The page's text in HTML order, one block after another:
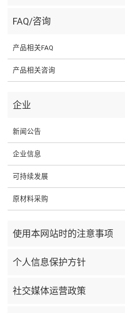
FAQ/咨询
产品相关FAQ
产品相关咨询
企业
新闻公告
企业信息
可持续发展
原材料采购
使用本网站时的注意事项
个人信息保护方针
社交媒体运营政策